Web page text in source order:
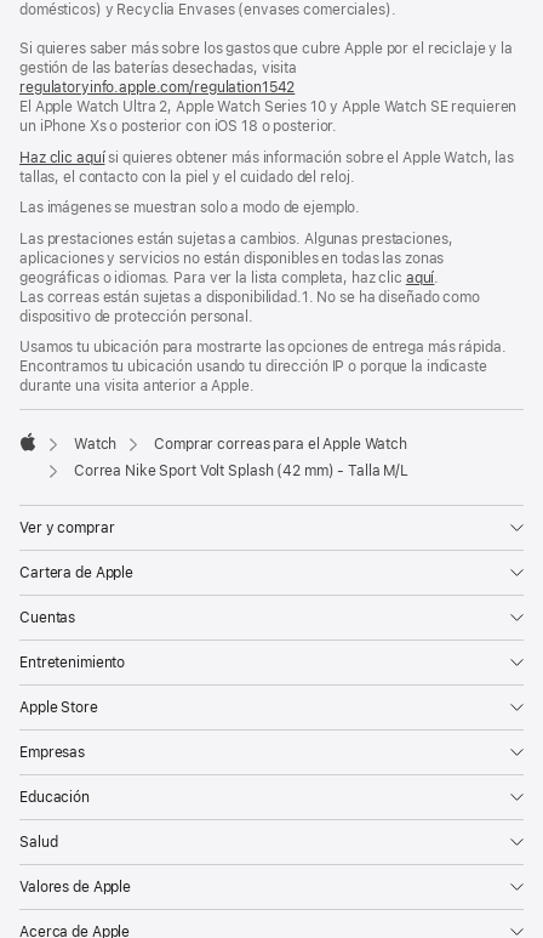
domésticos) y Recyclia Envases (envases comerciales).
Si quieres saber más sobre los gastos que cubre Apple por el reciclaje y la
gestión de las baterías desechadas, visita
regulatoryinfo.apple.com/regulation1542
abre
en
ventana
nueva)
El Apple Watch Ultra 2, Apple Watch Series 10 y Apple Watch SE requieren
un iPhone Xs o posterior con iOS 18 o posterior.
Haz clic aquísi quieres obtener más información sobre el Apple Watch, las
tallas, el contacto con la piel y el cuidado del reloj.
Las imágenes se muestran solo a modo de ejemplo.
Las prestaciones están sujetas a cambios. Algunas prestaciones,
aplicaciones y servicios no están disponibles en todas las zonas
geográficas o idiomas. Para ver la lista completa, haz clic aquí
Las correas están sujetas a disponibilidad.1. No se ha diseñado como
dispositivo de protección personal.
Usamos tu ubicación para mostrarte las opciones de entrega más rápida.
Encontramos tu ubicación usando tu dirección IP o porque la indicaste
durante una visita anterior a Apple.
Apple
Watch
Comprar correas para el Apple Watch
Correa Nike Sport Volt Splash (42 mm) - Talla M/L
Ver y comprar
Cartera de Apple
Cuentas
Entretenimiento
Apple Store
Empresas
Educación
Salud
Valores de Apple
Acerca de Apple